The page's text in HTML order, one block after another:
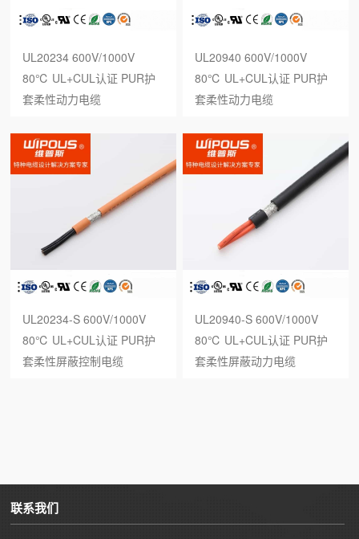
UL20234 600V/1000V
80℃ UL+CUL认证 PUR护
套柔性动力电缆
UL20940 600V/1000V
80℃ UL+CUL认证 PUR护
套柔性动力电缆
UL20234-S 600V/1000V
80℃ UL+CUL认证 PUR护
套柔性屏蔽控制电缆
UL20940-S 600V/1000V
80℃ UL+CUL认证 PUR护
套柔性屏蔽动力电缆
联系我们